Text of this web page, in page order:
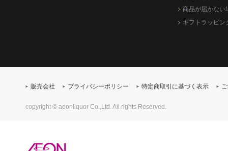
商品が届かない
ギフトラッピン
販売会社 プライバシーポリシー 特定商取引に基づく表示
copyright © aeonliquor Co.,Ltd. All rights Reserved.